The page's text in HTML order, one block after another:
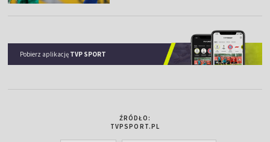
Pobierz aplikację TVP SPORT
ŹRÓDŁO:
TVPSPORT.PL